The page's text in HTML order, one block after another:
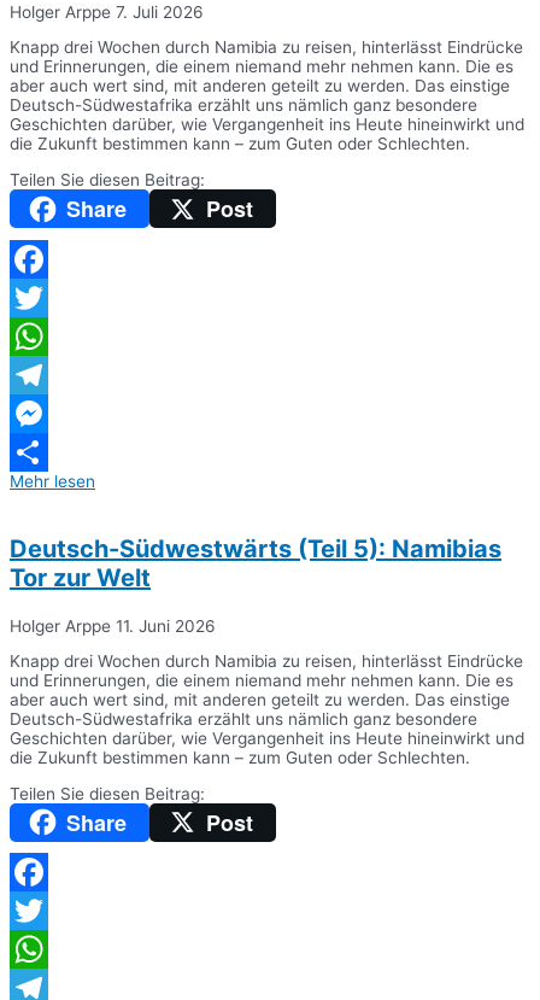
Holger Arppe 7. Juli 2026
Knapp drei Wochen durch Namibia zu reisen, hinterlässt Eindrücke
und Erinnerungen, die einem niemand mehr nehmen kann. Die es
aber auch wert sind, mit anderen geteilt zu werden. Das einstige
Deutsch-Südwestafrika erzählt uns nämlich ganz besondere
Geschichten darüber, wie Vergangenheit ins Heute hineinwirkt und
die Zukunft bestimmen kann – zum Guten oder Schlechten.
Teilen Sie diesen Beitrag:
Share Post
Facebook
Twitter
WhatsApp
Telegram
Messenger
Teilen
Mehr lesen
Deutsch-Südwestwärts (Teil 5): Namibias
Tor zur Welt
Holger Arppe 11. Juni 2026
Knapp drei Wochen durch Namibia zu reisen, hinterlässt Eindrücke
und Erinnerungen, die einem niemand mehr nehmen kann. Die es
aber auch wert sind, mit anderen geteilt zu werden. Das einstige
Deutsch-Südwestafrika erzählt uns nämlich ganz besondere
Geschichten darüber, wie Vergangenheit ins Heute hineinwirkt und
die Zukunft bestimmen kann – zum Guten oder Schlechten.
Teilen Sie diesen Beitrag:
Share Post
Facebook
Twitter
WhatsApp